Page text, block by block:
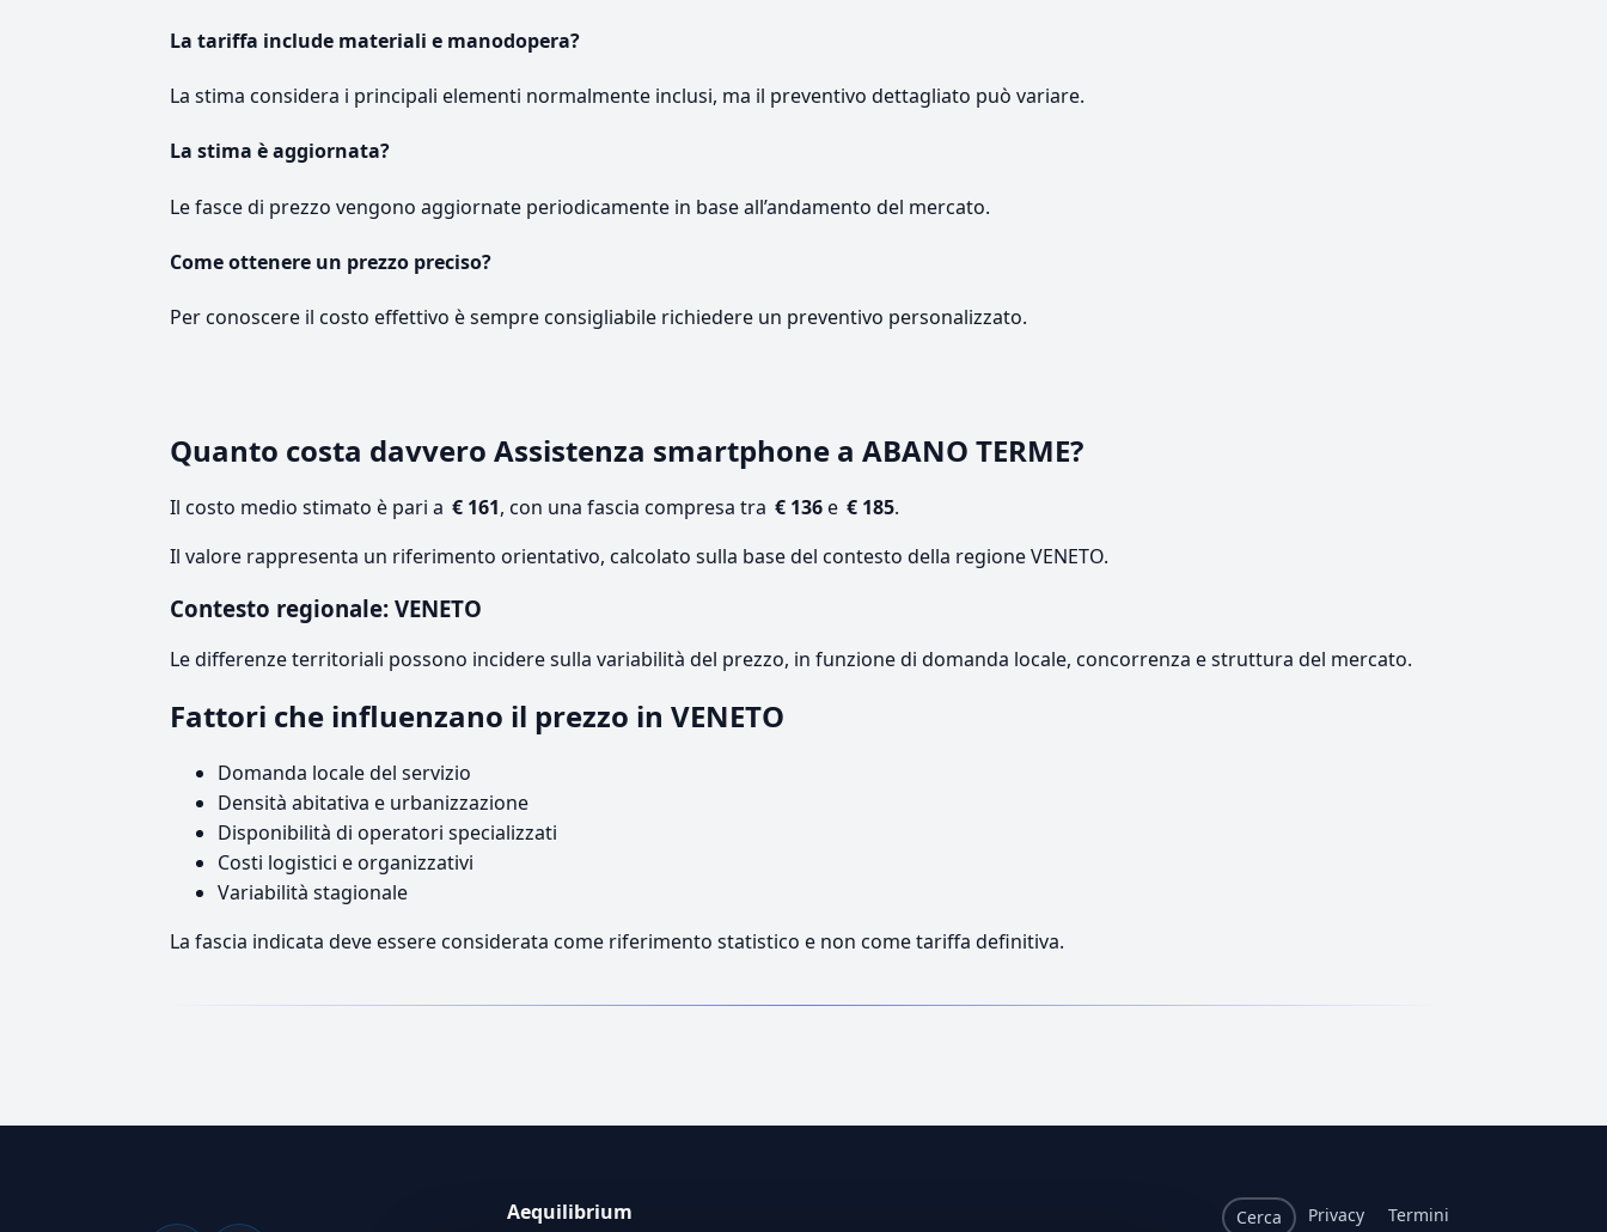
La tariffa include materiali e manodopera?
La stima considera i principali elementi normalmente inclusi, ma il preventivo dettagliato può variare.
La stima è aggiornata?
Le fasce di prezzo vengono aggiornate periodicamente in base all’andamento del mercato.
Come ottenere un prezzo preciso?
Per conoscere il costo effettivo è sempre consigliabile richiedere un preventivo personalizzato.
Quanto costa davvero Assistenza smartphone a ABANO TERME?
Il costo medio stimato è pari a € 161, con una fascia compresa tra € 136e € 185.
Il valore rappresenta un riferimento orientativo, calcolato sulla base del contesto della regione VENETO.
Contesto regionale: VENETO
Le differenze territoriali possono incidere sulla variabilità del prezzo, in funzione di domanda locale, concorrenza e struttura del mercato.
Fattori che influenzano il prezzo in VENETO
Domanda locale del servizio
Densità abitativa e urbanizzazione
Disponibilità di operatori specializzati
Costi logistici e organizzativi
Variabilità stagionale
La fascia indicata deve essere considerata come riferimento statistico e non come tariffa definitiva.
Aequilibrium Cerca Privacy Termini